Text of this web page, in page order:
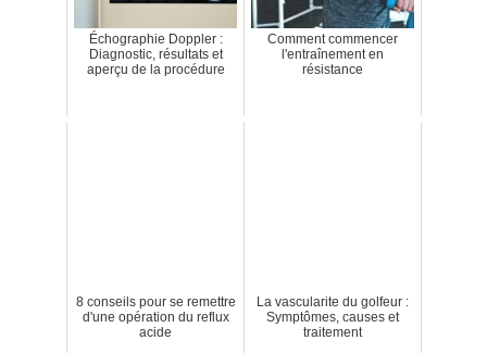
Échographie Doppler :
Diagnostic, résultats et
aperçu de la procédure
Comment commencer
l'entraînement en
résistance
8 conseils pour se remettre
d'une opération du reflux
acide
La vascularite du golfeur :
Symptômes, causes et
traitement